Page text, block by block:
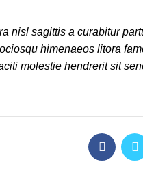
nisl sagittis a curabitur
himenaeos litora
molestie hendrerit sit